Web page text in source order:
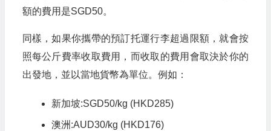
額的費用是SGD50。
同樣，如果你攜帶的預訂托運行李超過限額，就會按
照每公斤費率收取費用，而收取的費用會取決於你的
出發地，並以當地貨幣為單位。例如：
新加坡:SGD50/kg (HKD285)
澳洲:AUD30/kg (HKD176)